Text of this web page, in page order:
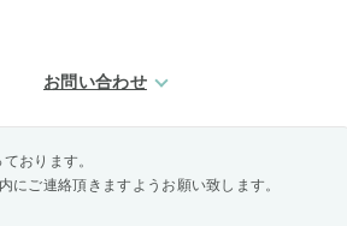
お問い合わせ
おります。
にご連絡頂きますようお願い致します。